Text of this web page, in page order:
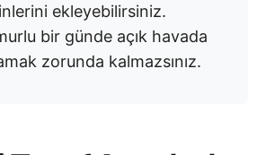
ekleyebilirsiniz.
bir günde açık havada
zorunda kalmazsınız.